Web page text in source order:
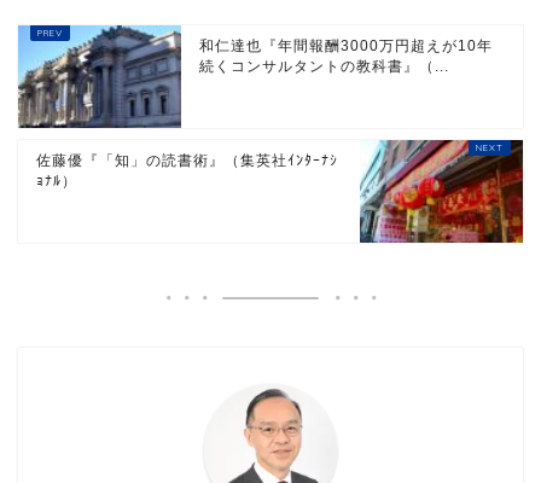
和仁達也『年間報酬3000万円超えが10年
続くコンサルタントの教科書』（...
佐藤優『「知」の読書術』（集英社ｲﾝﾀｰﾅｼ
ｮﾅﾙ）